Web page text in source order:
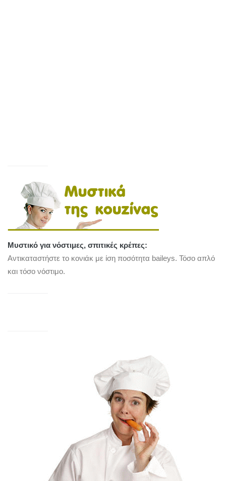
Μυστικό για νόστιμες, σπιτικές κρέπες:
Αντικαταστήστε το κονιάκ με ίση ποσότητα baileys. Τόσο απλό
και τόσο νόστιμο.